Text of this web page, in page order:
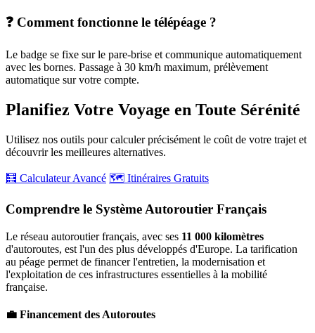
❓ Comment fonctionne le télépéage ?
Le badge se fixe sur le pare-brise et communique automatiquement
avec les bornes. Passage à 30 km/h maximum, prélèvement
automatique sur votre compte.
Planifiez Votre Voyage en Toute Sérénité
Utilisez nos outils pour calculer précisément le coût de votre trajet et
découvrir les meilleures alternatives.
🧮 Calculateur Avancé 🗺️ Itinéraires Gratuits
Comprendre le Système Autoroutier Français
Le réseau autoroutier français, avec ses 11 000 kilomètres
d'autoroutes, est l'un des plus développés d'Europe. La tarification
au péage permet de financer l'entretien, la modernisation et
l'exploitation de ces infrastructures essentielles à la mobilité
française.
💼 Financement des Autoroutes